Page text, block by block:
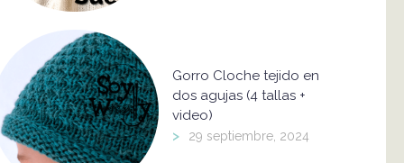
Gorro Cloche tejido en
dos agujas (4 tallas +
video)
> 29 septiembre, 2024